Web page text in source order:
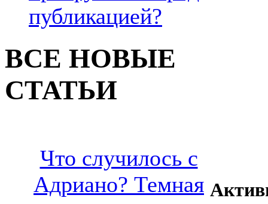
публикацией?
ВСЕ НОВЫЕ
СТАТЬИ
Что случилось с
Адриано? Темная